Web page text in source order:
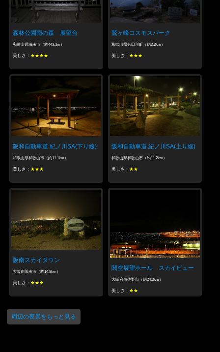
森林公園雨の森 展望台
和歌山県海南市（約443.3m）
美しさ： ★★★★
鷲ヶ峰コスモスパーク
和歌山県有田川町（約3.3km）
美しさ： ★★★
阪和自動車道 紀ノ川SA(下り線)
和歌山県和歌山市（約11.1km）
美しさ： ★★★
阪和自動車道 紀ノ川SA(上り線)
和歌山県和歌山市（約11.2km）
美しさ： ★★
阪南スカイタウン
大阪府阪南市（約14.8km）
美しさ： ★★★
関空展望ホール スカイビュー
大阪府泉佐野市（約24.3km）
美しさ： ★★
周辺の夜景をもっと見る